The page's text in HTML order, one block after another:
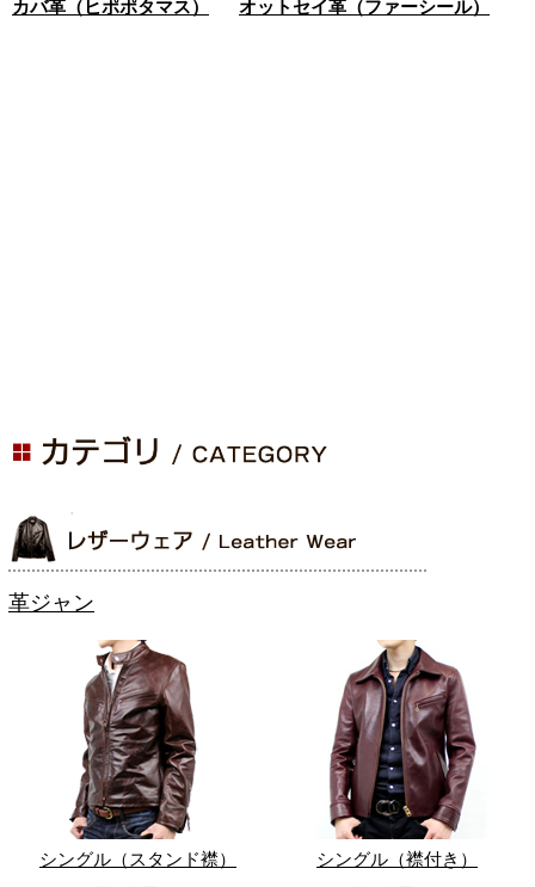
革ジャン
シングル（スタンド襟） シングル（襟付き）